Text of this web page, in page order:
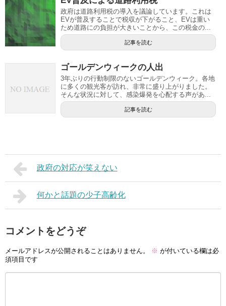
政府は道路利用税の導入を議論しています。これは
EVが普及することで税収が下がること、EVは重い
ため道路にの負担が大きいことから、この税金の...
記事を読む
ゴールデンウィークの人出
3年ぶりの行動制限のないゴールデンウィーク。各地
に多くの観光客が訪れ、非常に盛り上がりました。
そんな状況に対して、感染爆発を心配する声があ...
記事を読む
政府の対応が笑えない
何かと話題の少子高齢化
コメントをどうぞ
メールアドレスが公開されることはありません。 ※ が付いている欄は必
須項目です